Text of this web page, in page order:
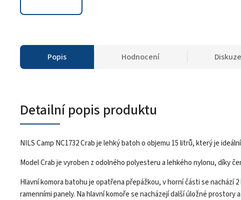
Popis Hodnocení Diskuze
Detailní popis produktu
NILS Camp NC1732 Crab je lehký batoh o objemu 15 litrů, který je
Model Crab je vyroben z odolného polyesteru a lehkého nylonu, díky
Hlavní komora batohu je opatřena přepážkou, v horní části se nachází
ramenními panely. Na hlavní komoře se nacházejí další úložné